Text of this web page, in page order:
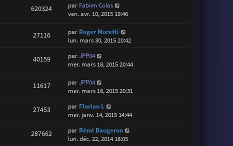
620324 par Fabien Colas
ven. avr. 10, 2015 19:46
27116 par Roger Moretti
lun. mars 30, 2015 20:42
40159 parJPP04
mer. mars 18, 2015 20:44
11617 parJPP04
mer. mars 18, 2015 20:31
27453 par Florian L
mer. janv. 14, 2015 14:44
287662 par Rémi Daugeron
lun. déc. 22, 2014 18:05